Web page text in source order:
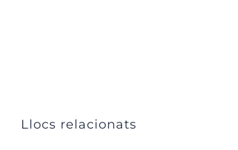
Llocs relacionats